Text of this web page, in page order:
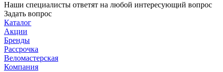
Наши специалисты ответят на любой интересующий вопрос
Задать вопрос
Каталог
Акции
Бренды
Рассрочка
Веломастерская
Компания